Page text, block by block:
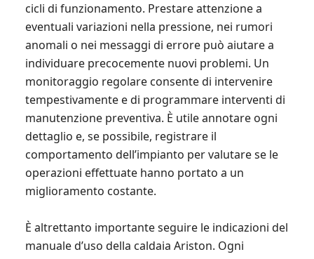
cicli di funzionamento. Prestare attenzione a
eventuali variazioni nella pressione, nei rumori
anomali o nei messaggi di errore può aiutare a
individuare precocemente nuovi problemi. Un
monitoraggio regolare consente di intervenire
tempestivamente e di programmare interventi di
manutenzione preventiva. È utile annotare ogni
dettaglio e, se possibile, registrare il
comportamento dell’impianto per valutare se le
operazioni effettuate hanno portato a un
miglioramento costante.
È altrettanto importante seguire le indicazioni del
manuale d’uso della caldaia Ariston. Ogni